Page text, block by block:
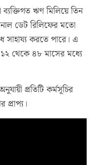
ব্যক্তিগত ঋণ মিলিয়ে তিন
ডেট রিলিফের মতো
সাহায্য করতে পারে। এ
থেকে ৪৮ মাসের মধ্যে
প্রতিটি কর্মসূচির